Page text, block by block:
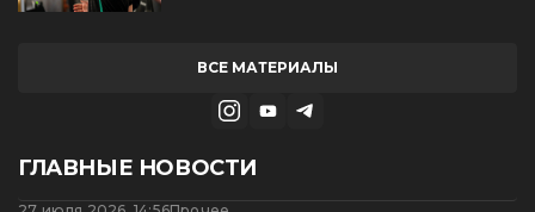
ВСЕ МАТЕРИАЛЫ
ГЛАВНЫЕ НОВОСТИ